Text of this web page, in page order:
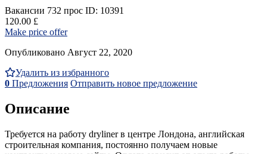
Вакансии 732 прос ID: 10391
120.00 £
Make price offer
Опубликовано Август 22, 2020
Удалить из избранного
0 Предложения Отправить новое предложение
Описание
Требуется на работу dryliner в центре Лондона, английская
строительная компания, постоянно получаем новые